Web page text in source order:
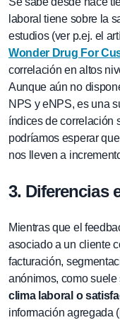
laboral tiene sobre la
estudios (ver p.ej. el
Wonder Drug For
correlación en altos
Aunque aún no
NPS y eNPS, es una
índices de correlación
podríamos esperar
nos lleven a
3. Diferencias
Mientras que el
asociado a un cliente
facturación,
anónimos, como
clima laboral o
información agregada